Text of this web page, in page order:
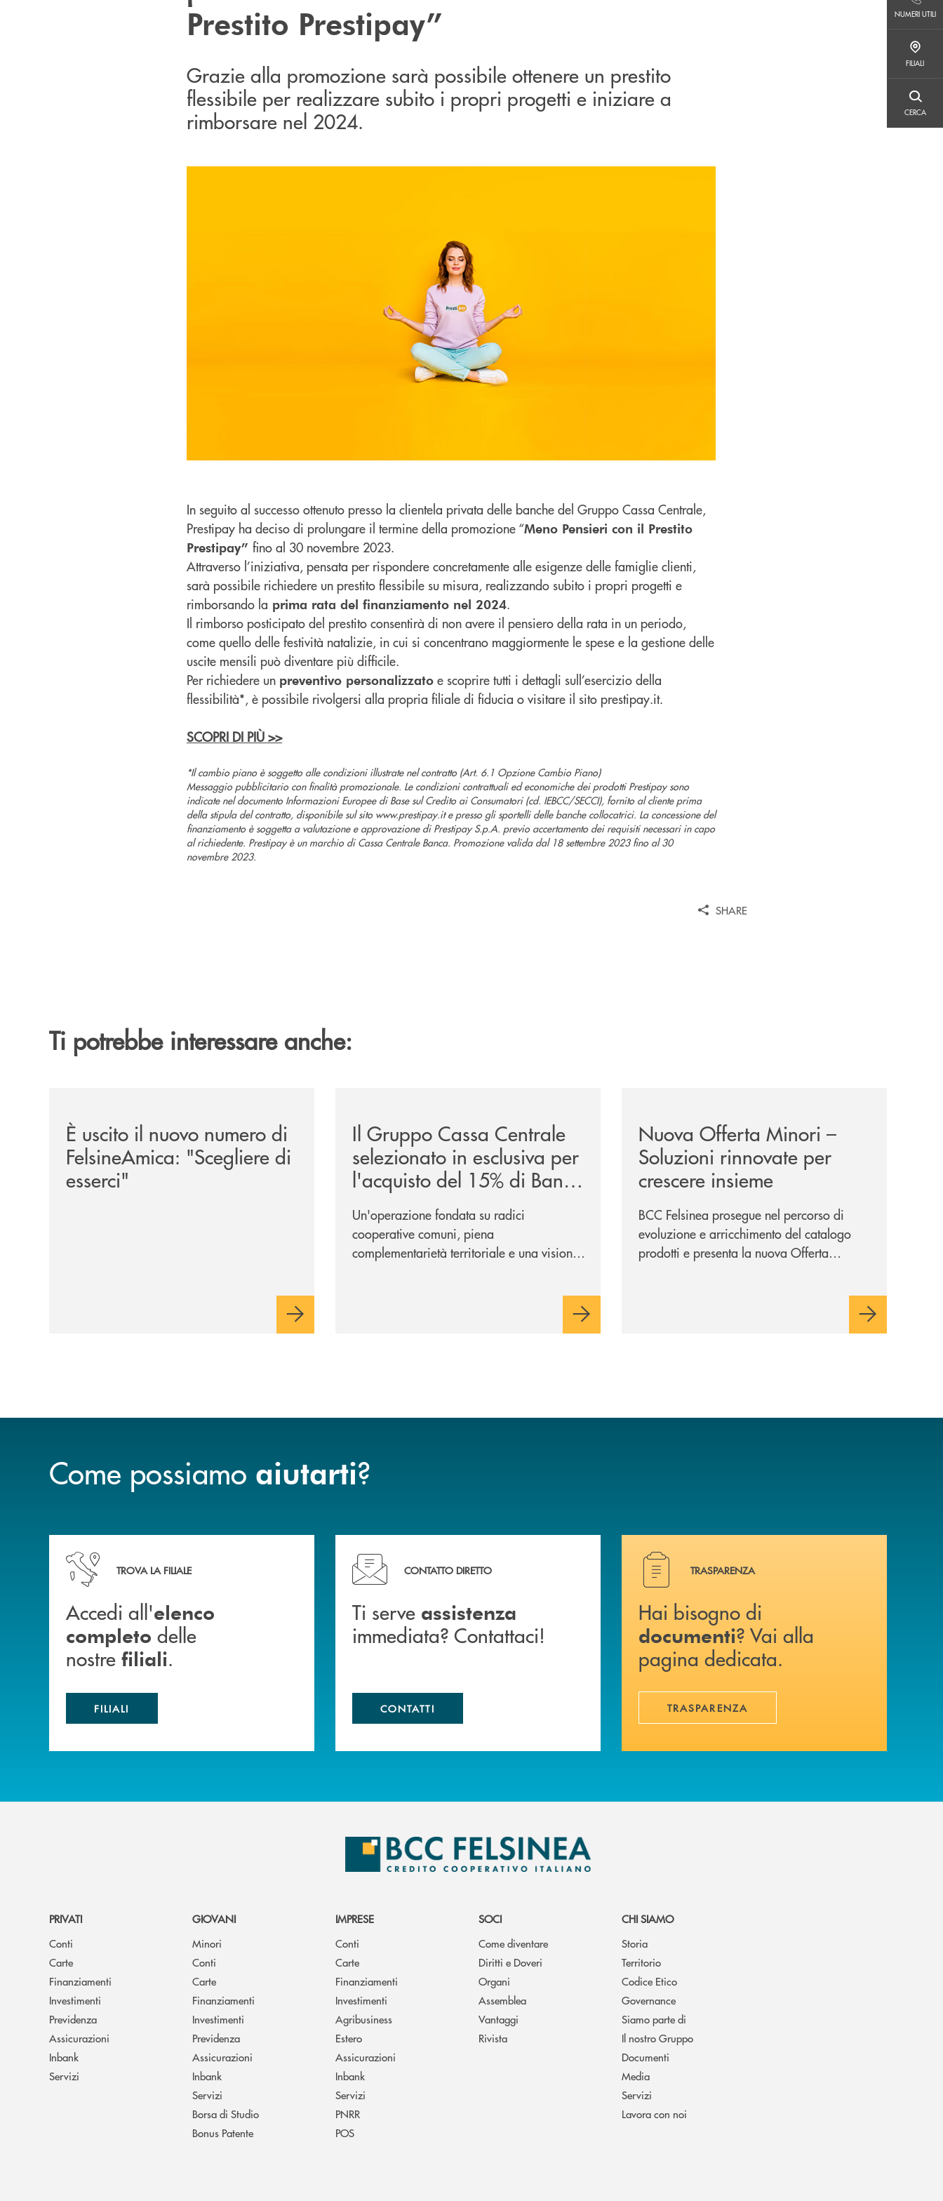
NUMERI UTILI
FILIALI
CERCA
Prestito Prestipay”
Grazie alla promozione sarà possibile ottenere un prestito
flessibile per realizzare subito i propri progetti e iniziare a
rimborsare nel 2024.
In seguito al successo ottenuto presso la clientela privata delle banche del Gruppo Cassa Centrale,
Prestipay ha deciso di prolungare il termine della promozione “Meno Pensieri con il Prestito
Prestipay” fino al 30 novembre 2023.
Attraverso l’iniziativa, pensata per rispondere concretamente alle esigenze delle famiglie clienti,
sarà possibile richiedere un prestito flessibile su misura, realizzando subito i propri progetti e
rimborsando la prima rata del finanziamento nel 2024.
Il rimborso posticipato del prestito consentirà di non avere il pensiero della rata in un periodo,
come quello delle festività natalizie, in cui si concentrano maggiormente le spese e la gestione delle
uscite mensili può diventare più difficile.
Per richiedere un preventivo personalizzato e scoprire tutti i dettagli sull’esercizio della
flessibilità*, è possibile rivolgersi alla propria filiale di fiducia o visitare il sito prestipay.it.
SCOPRI DI PIÙ >>
*Il cambio piano è soggetto alle condizioni illustrate nel contratto (Art. 6.1 Opzione Cambio Piano)
Messaggio pubblicitario con finalità promozionale. Le condizioni contrattuali ed economiche dei prodotti Prestipay sono
indicate nel documento Informazioni Europee di Base sul Credito ai Consumatori (cd. IEBCC/SECCI), fornito al cliente prima
della stipula del contratto, disponibile sul sito www.prestipay.it e presso gli sportelli delle banche collocatrici. La concessione del
finanziamento è soggetta a valutazione e approvazione di Prestipay S.p.A. previo accertamento dei requisiti necessari in capo
al richiedente. Prestipay è un marchio di Cassa Centrale Banca. Promozione valida dal 18 settembre 2023 fino al 30
novembre 2023.
SHARE
Ti potrebbe interessare anche:
È uscito il nuovo numero di
FelsineAmica: "Scegliere di
esserci"
Il Gruppo Cassa Centrale
selezionato in esclusiva per
l'acquisto del 15% di Banca
Cambiano 1884
Un'operazione fondata su radici
cooperative comuni, piena
complementarietà territoriale e una visione
Nuova Offerta Minori –
Soluzioni rinnovate per
crescere insieme
BCC Felsinea prosegue nel percorso di
evoluzione e arricchimento del catalogo
prodotti e presenta la nuova Offerta
Come possiamo aiutarti?
Accedi all' elenco completo delle nostre&nbsp; filiali .
TROVA LA FILIALE
Accedi all'elenco
completo delle
nostre filiali.
FILIALI
Ti serve assistenza immediata? Contattaci!
CONTATTO DIRETTO
Ti serve assistenza
immediata? Contattaci!
CONTATTI
Hai bisogno di documenti ? Vai alla pagina dedicata.
TRASPARENZA
Hai bisogno di
documenti? Vai alla
pagina dedicata.
TRASPARENZA
PRIVATI
Conti
Carte
Finanziamenti
Investimenti
Previdenza
Assicurazioni
Inbank
Servizi
GIOVANI
Minori
Conti
Carte
Finanziamenti
Investimenti
Previdenza
Assicurazioni
Inbank
Servizi
Borsa di Studio
Bonus Patente
IMPRESE
Conti
Carte
Finanziamenti
Investimenti
Agribusiness
Estero
Assicurazioni
Inbank
Servizi
PNRR
POS
SOCI
Come diventare
Diritti e Doveri
Organi
Assemblea
Vantaggi
Rivista
CHI SIAMO
Storia
Territorio
Codice Etico
Governance
Siamo parte di
Il nostro Gruppo
Documenti
Media
Servizi
Lavora con noi